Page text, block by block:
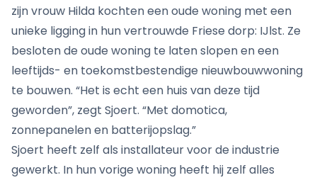
zijn vrouw Hilda kochten een oude woning met een
unieke ligging in hun vertrouwde Friese dorp: IJlst. Ze
besloten de oude woning te laten slopen en een
leeftijds- en toekomstbestendige nieuwbouwwoning
te bouwen. “Het is echt een huis van deze tijd
geworden”, zegt Sjoert. “Met domotica,
zonnepanelen en batterijopslag.”
Sjoert heeft zelf als installateur voor de industrie
gewerkt. In hun vorige woning heeft hij zelf alles